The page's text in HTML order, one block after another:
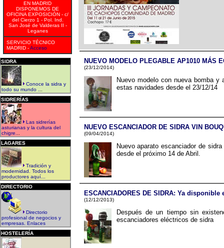
EN MADRID
DISPONEMOS DE
OFICINA EXPOSICIÓN - c/
del Cierzo 1 - Pol. Ind.
San José de Valderas II -
Leganes
SERVICIO TÉCNICO
MADRID -Acceso
SIDRA
Conoce la sidra y
todo su mundo .
SIDRERÍAS
Las sidrerías
asturianas y la cultura del
chigre.
LAGARES
Tradición y
modernidad. Todos los
productores aquí...
DIRECTORIO
Directorio
profesional de negocios y
empresas. Enlaces
HOSTELERÍA
NUEVO MODELO PLEGABLE AP1010 MÁS
(23/12/2014)
Nuevo modelo con nueva bomba
estas navidades desde el 23/12/14
NUEVO ESCANCIADOR DE SIDRA VIN
(09/04/2014)
Nuevo aparato escanciador de
desde el próximo 14 de Abril.
ESCANCIADORES DE SIDRA: Ya
(12/12/2013)
Después de un tiempo sin
escanciadores eléctricos de sidra